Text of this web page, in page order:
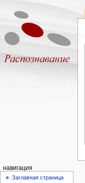
навигация
Заглавная страница